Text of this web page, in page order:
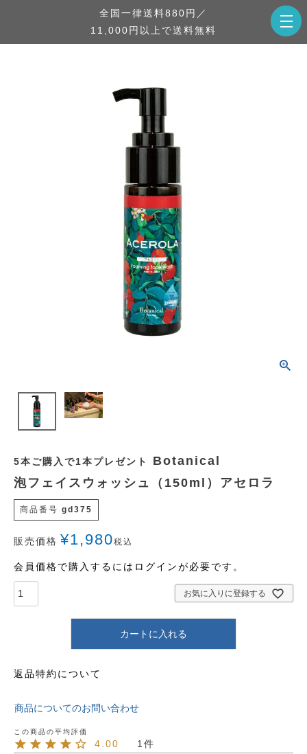
全国一律送料880円／
11,000円以上で送料無料
5本ご購入で1本プレゼント
Botanical
泡フェイスウォッシュ（150ml）アセロラ
商品番号 gd375
販売価格 ¥1,980税込
会員価格で購入するにはログインが必要です。
お気に入りに登録する
カートに入れる
返品特約について
商品についてのお問い合わせ
4.00 1